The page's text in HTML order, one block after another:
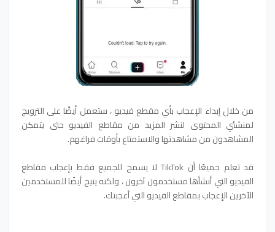
من خلال إبداء الإعجاب بأي مقطع فيديو ، ستعمل أيضًا على الترويج
لمنشئي المحتوى لنشر المزيد من مقاطع الفيديو حتى يتمكن
المشاهدون من مشاهدتها والاستمتاع بأوقات فراغهم.
قد تعلم جميعًا أن TikTok لا يسمح للجميع فقط بإعجاب مقاطع
الفيديو التي أنشأها مستخدمون آخرون ، ولكنه يتيح أيضًا للمستخدمين
الآخرين الإعجاب بمقاطع الفيديو التي أعجبتك.